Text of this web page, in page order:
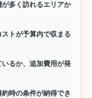
多く訪れるエリアか
トが予算内で収まる
るか、追加費用が発
時の条件が納得でき